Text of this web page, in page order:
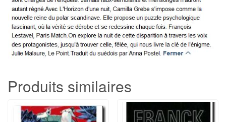
Produits similaires